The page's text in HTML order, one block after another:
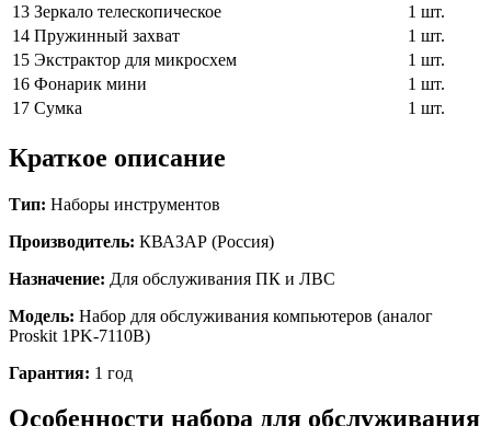
13 Зеркало телескопическое
1 шт.
14 Пружинный захват
1 шт.
15 Экстрактор для микросхем
1 шт.
16 Фонарик мини
1 шт.
17 Сумка 1 шт.
Краткое описание
Тип: Наборы инструментов
Производитель: КВАЗАР (Россия)
Назначение: Для обслуживания ПК и ЛВС
Модель: Набор для обслуживания компьютеров (аналог
Proskit 1PK-7110B)
Гарантия: 1 год
Особенности набора для обслуживания